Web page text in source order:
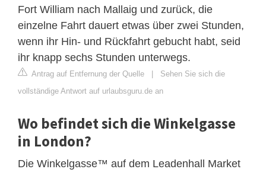
Fort William nach Mallaig und zurück, die
einzelne Fahrt dauert etwas über zwei Stunden,
wenn ihr Hin- und Rückfahrt gebucht habt, seid
ihr knapp sechs Stunden unterwegs.
Antrag auf Entfernung der Quelle | Sehen Sie sich die
vollständige Antwort auf urlaubsguru.de an
Wo befindet sich die Winkelgasse
in London?
Die Winkelgasse™ auf dem Leadenhall Market